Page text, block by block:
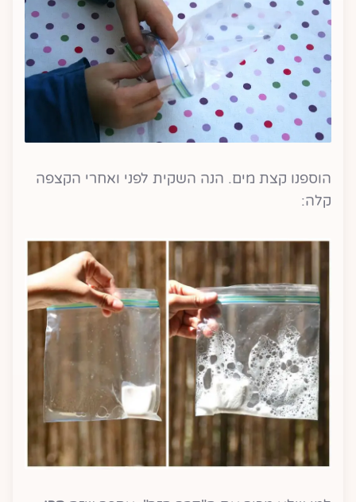
הוספנו קצת מים. הנה השקית לפני ואחרי הקצפה
קלה: